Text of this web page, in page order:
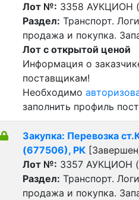
Лот №: 3358 АУКЦИОН
Раздел: Транспорт.
продажа и покупка.
Лот с открытой ценой
Информация о
поставщикам!
Необходимо
заполнить профиль
Закупка: Перевозка
(677506), РК
Лот №: 3357 АУКЦИОН
Раздел: Транспорт.
продажа и покупка.